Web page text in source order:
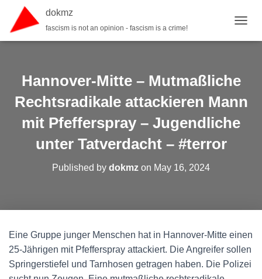
dokmz
fascism is not an opinion - fascism is a crime!
Hannover-Mitte – Mutmaßliche
Rechtsradikale attackieren Mann
mit Pfefferspray – Jugendliche
unter Tatverdacht – #terror
Published by dokmz on May 16, 2024
Eine Gruppe junger Menschen hat in Hannover-Mitte einen
25-Jährigen mit Pfefferspray attackiert. Die Angreifer sollen
Springerstiefel und Tarnhosen getragen haben. Die Polizei